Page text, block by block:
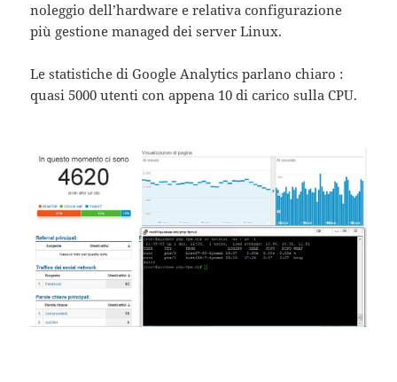
noleggio dell’hardware e relativa configurazione
più gestione managed dei server Linux.
Le statistiche di Google Analytics parlano chiaro :
quasi 5000 utenti con appena 10 di carico sulla CPU.